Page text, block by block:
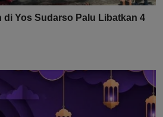
di Yos Sudarso Palu Libatkan 4